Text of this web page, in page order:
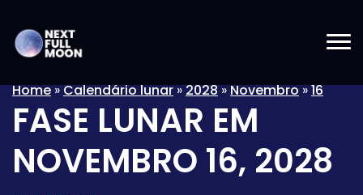
Home»Calendário lunar»2028»Novembro»16
FASE LUNAR EM
NOVEMBRO 16, 2028